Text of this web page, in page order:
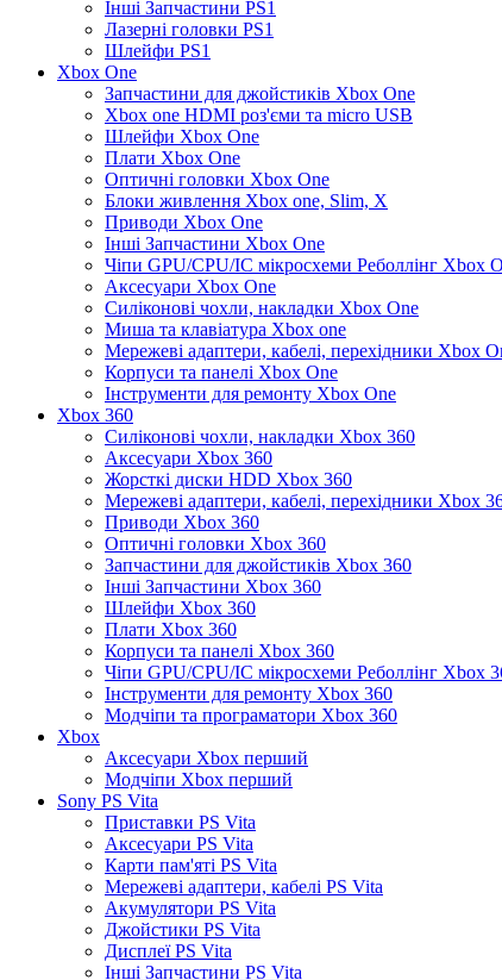
Інші Запчастини PS1
Лазерні головки PS1
Шлейфи PS1
Xbox One
Запчастини для джойстиків Xbox One
Xbox one HDMI роз'єми та micro USB
Шлейфи Xbox One
Плати Xbox One
Оптичні головки Xbox One
Блоки живлення Xbox one, Slim, X
Приводи Xbox One
Інші Запчастини Xbox One
Чіпи GPU/CPU/IC мікросхеми Реболлінг Xbox
Аксесуари Xbox One
Силіконові чохли, накладки Xbox One
Миша та клавіатура Xbox one
Мережеві адаптери, кабелі, перехідники Xbox
Корпуси та панелі Xbox One
Інструменти для ремонту Xbox One
Xbox 360
Силіконові чохли, накладки Xbox 360
Аксесуари Xbox 360
Жорсткі диски HDD Xbox 360
Мережеві адаптери, кабелі, перехідники Xbox
Приводи Xbox 360
Оптичні головки Xbox 360
Запчастини для джойстиків Xbox 360
Інші Запчастини Xbox 360
Шлейфи Xbox 360
Плати Xbox 360
Корпуси та панелі Xbox 360
Чіпи GPU/CPU/IC мікросхеми Реболлінг Xbox
Інструменти для ремонту Xbox 360
Модчіпи та програматори Xbox 360
Xbox
Аксесуари Xbox перший
Модчіпи Xbox перший
Sony PS Vita
Приставки PS Vita
Аксесуари PS Vita
Карти пам'яті PS Vita
Мережеві адаптери, кабелі PS Vita
Акумулятори PS Vita
Джойстики PS Vita
Дисплеї PS Vita
Інші Запчастини PS Vita